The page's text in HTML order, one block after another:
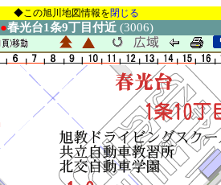
◆この旭川地図情報を閉じる
●春光台1条9丁目付近(3006)